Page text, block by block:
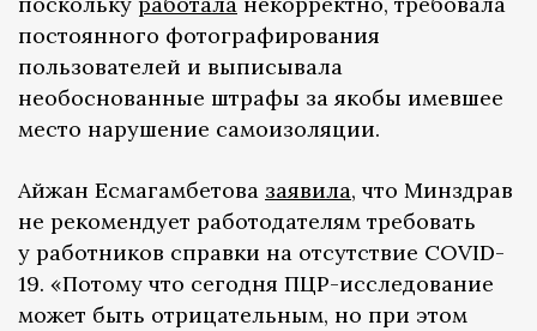
постоянного фотографирования
пользователей и выписывала
необоснованные штрафы за якобы имевшее
место нарушение самоизоляции.
Айжан Есмагамбетова заявила, что Минздрав
не рекомендует работодателям требовать
у работников справки на отсутствие COVID-
19. «Потому что сегодня ПЦР-исследование
может быть отрицательным, но при этом